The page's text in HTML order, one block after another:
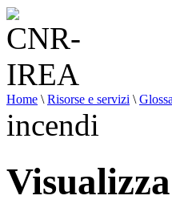
Home \ Risorse e servizi \
incendi